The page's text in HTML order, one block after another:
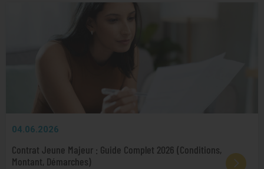
04.06.2026
Contrat Jeune Majeur : Guide Complet 2026 (Conditions,
Montant, Démarches)